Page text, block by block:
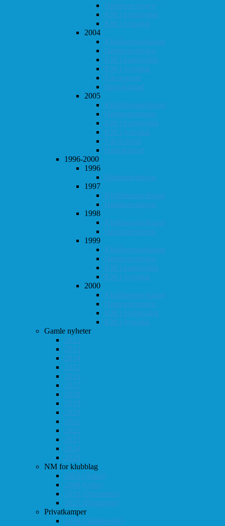
Høstturneringen
KM i hurtigsjakk
KM i lynsjakk
2004
Klubbmesterskapet
Høstturneringen
KM i hurtigsjakk
KM i lynsjakk
Vår-konrad
Høst-konrad
2005
Klubbmesterskapet
Høstturneringen
KM i hurtigsjakk
KM i lynsjakk
Vår-konrad
Høst-konrad
1996-2000
1996
Høstturneringen
1997
Klubbmesterskapet
Høstturneringen
1998
Klubbmesterskapet
Høstturneringen
1999
Klubbmesterskapet
Høstturneringen
KM i hurtigsjakk
KM i lynsjakk
2000
Klubbmesterskapet
Høstturneringen
KM i hurtigsjakk
KM i lynsjakk
Gamle nyheter
2012
2013
2014
2015
2016
2017
2018
2019
2020
2021
2022
2023
2024
2025
NM for klubblag
2003 (Asker)
2008 (Oslo)
2010 (Drammen)
2025 (Drammen)
Privatkamper
1998 (Akademisk)